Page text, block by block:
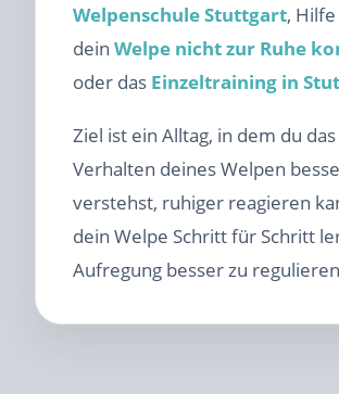
Welpenschule Stuttgart,
dein Welpe nicht zur Ruhe
oder das Einzeltraining in
Ziel ist ein Alltag, in dem du das
Verhalten deines Welpen
verstehst, ruhiger reagieren
dein Welpe Schritt für Schritt
Aufregung besser zu